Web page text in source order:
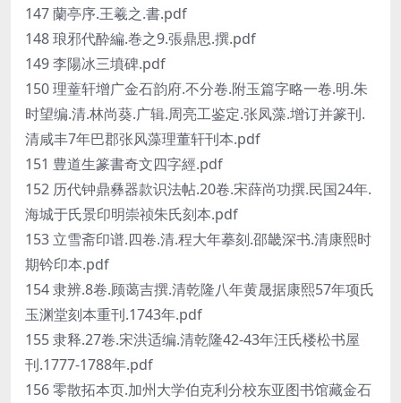
147 蘭亭序.王羲之.書.pdf
148 琅邪代酔編.巻之9.張鼎思.撰.pdf
149 李陽冰三墳碑.pdf
150 理蕫轩增广金石韵府.不分卷.附玉篇字略一卷.明.朱
时望编.清.林尚葵.广辑.周亮工鉴定.张凤藻.增订并篆刊.
清咸丰7年巴郡张风藻理董轩刊本.pdf
151 豊道生篆書奇文四字經.pdf
152 历代钟鼎彝器款识法帖.20卷.宋薛尚功撰.民国24年.
海城于氏景印明崇祯朱氏刻本.pdf
153 立雪斋印谱.四卷.清.程大年摹刻.邵畿深书.清康熙时
期钤印本.pdf
154 隶辨.8卷.顾蔼吉撰.清乾隆八年黄晟据康熙57年项氏
玉渊堂刻本重刊.1743年.pdf
155 隶释.27卷.宋洪适编.清乾隆42-43年汪氏楼松书屋
刊.1777-1788年.pdf
156 零散拓本页.加州大学伯克利分校东亚图书馆藏金石